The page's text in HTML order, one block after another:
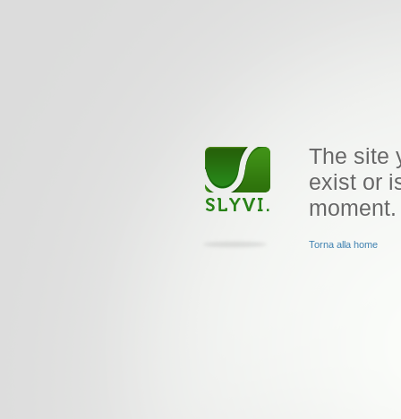
The site
exist or
moment.
Torna alla home